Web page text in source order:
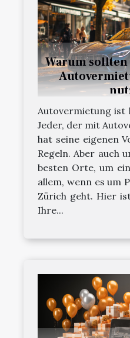
Warum sollten
Autovermietung ist
Jeder, der mit
hat seine eigenen
Regeln. Aber auch
besten Orte, um
allem, wenn es um
Zürich geht. Hier
Ihre...